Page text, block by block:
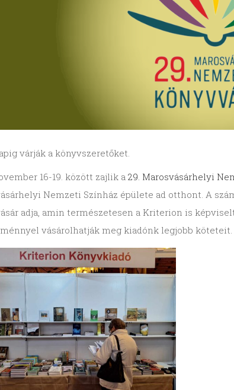
várják a könyvszeretőket.
16-19. között zajlik a 29. Marosvásárhelyi
Nemzeti Színház épülete ad otthont. A
adja, amin természetesen a Kriterion is
vásárolhatják meg kiadónk legjobb köteteit.